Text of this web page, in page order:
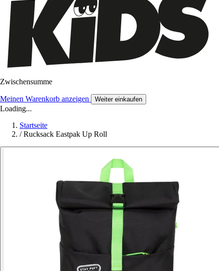
Zwischensumme
Meinen Warenkorb anzeigen Weiter einkaufen
Loading...
Startseite
/ Rucksack Eastpak Up Roll